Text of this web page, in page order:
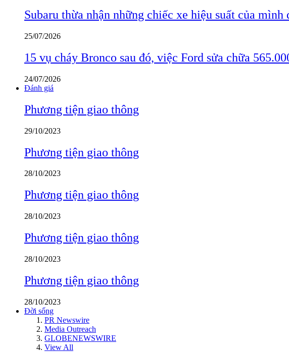
Subaru thừa nhận những chiếc xe hiệu suất của
25/07/2026
15 vụ cháy Bronco sau đó, việc Ford sửa chữa
24/07/2026
Đánh giá
Phương tiện giao thông
29/10/2023
Phương tiện giao thông
28/10/2023
Phương tiện giao thông
28/10/2023
Phương tiện giao thông
28/10/2023
Phương tiện giao thông
28/10/2023
Đời sống
PR Newswire
Media Outreach
GLOBENEWSWIRE
View All